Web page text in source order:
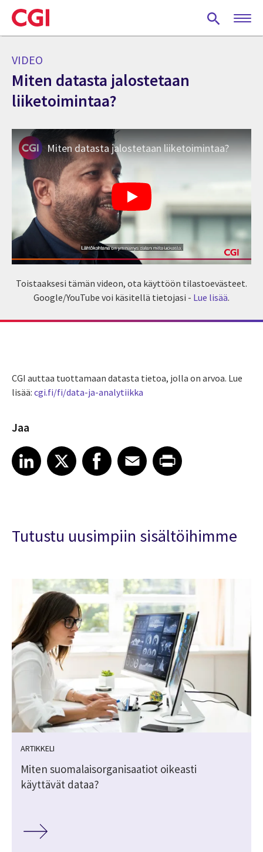
Skip
to
main
VIDEO
Miten datasta jalostetaan
liiketoimintaa?
Miten datasta jalostetaan liiketoimintaa?
Toistaaksesi tämän videon, ota käyttöön tilastoevästeet.
Google/YouTube voi käsitellä tietojasi - Lue lisää.
CGI auttaa tuottamaan datasta tietoa, jolla on arvoa. Lue
lisää: cgi.fi/fi/data-ja-analytiikka
Jaa
Share article on LinkedIn
LinkedIn
Share article on XShare article on Facebook
Facebook
Share article on Email
EmailShare article on Print
Tutustu uusimpiin sisältöihimme
ARTIKKELI
Miten suomalaisorganisaatiot oikeasti
käyttävät dataa?